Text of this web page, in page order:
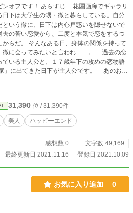
らすじ 花園画廊でギャラリ
日下は大学生の甥・徹と暮らしている。自分
という徹に、日下は内心戸惑いを隠せないで
去の苦い恋愛から、二度と本気で恋をするつ
からだ。 そんなある日、身体の関係を持って
会ってみたいと言われ……。 過去の恋
ている主人公と、１７歳年下の攻めの恋物語
らコンプレックスを抱いていた相手です
とことんダメなおとなの典型のような人物に
、一部どうしても揃
あります。 前作を読んでくださっている方
？ と思うかもしれませんが、どうかご容赦
ていただきました。
31,390 位 / 31,390件
美人 ハッピーエンド
感想数 0
文字数 49,169
最終更新日 2021.11.16
登録日 2021.10.09
お気に入り追加 0